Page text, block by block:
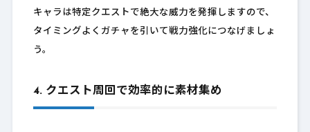
キャラは特定クエストで絶大な威力を発揮しますので、
タイミングよくガチャを引いて戦力強化につなげましょ
う。
4. クエスト周回で効率的に素材集め